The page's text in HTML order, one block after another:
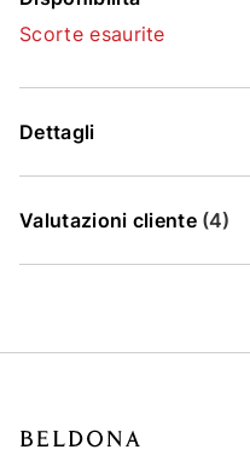
Scorte esaurite
Dettagli
Valutazioni cliente (4)